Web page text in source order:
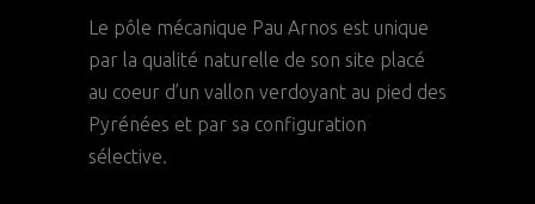
Le pôle mécanique Pau Arnos est unique
par la qualité naturelle de son site placé
au coeur d’un vallon verdoyant au pied des
Pyrénées et par sa configuration
sélective.